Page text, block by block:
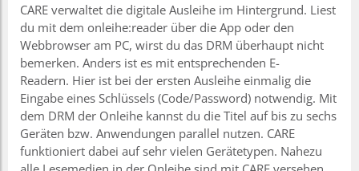
CARE verwaltet die digitale Ausleihe im Hintergrund. Liest
du mit dem onleihe:reader über die App oder den
Webbrowser am PC, wirst du das DRM überhaupt nicht
bemerken. Anders ist es mit entsprechenden E-
Readern. Hier ist bei der ersten Ausleihe einmalig die
Eingabe eines Schlüssels (Code/Password) notwendig. Mit
dem DRM der Onleihe kannst du die Titel auf bis zu sechs
Geräten bzw. Anwendungen parallel nutzen. CARE
funktioniert dabei auf sehr vielen Gerätetypen. Nahezu